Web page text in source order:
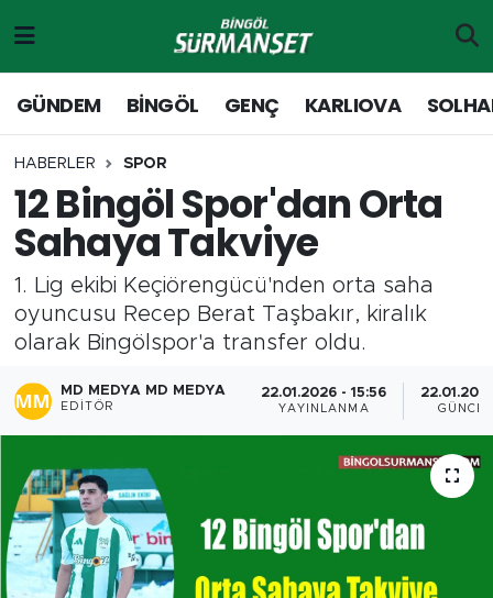
GÜNDEM BİNGÖL GENÇ KARLIOVA
HABERLER SPOR
12 Bingöl Spor'dan Orta
Sahaya Takviye
1. Lig ekibi Keçiörengücü'nden orta saha
oyuncusu Recep Berat Taşbakır, kiralık
olarak Bingölspor'a transfer oldu.
MD MEDYA MD MEDYA
EDITÖR
22.01.2026 - 15:56
YAYINLANMA
Genç
Solhan
Karlıova
Adaklı-Kiğı
Siyaset
Spor
Yaşam
Merkez Hava Durumu
Merkez Trafik Yoğunluk Haritası
Süper Lig Puan Durumu ve Fikstür
Tüm Manşetler